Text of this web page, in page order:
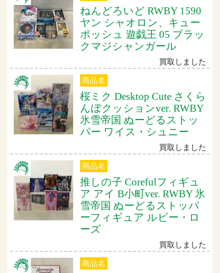
ねんどろいど RWBY 1590
ヤン シャオロン、キュー
ポッシュ 遊戯王 05 ブラッ
クマジシャンガール
買取しました
商品名
桜ミク Desktop Cute さくら
んぼクッションver. RWBY
氷雪帝国 ぬーどるストッ
パー ワイス・シュニー
買取しました
商品名
推しの子 Corefulフィギュ
ア アイ B小町ver. RWBY 氷
雪帝国 ぬーどるストッパ
ーフィギュア ルビー・ロ
ーズ
買取しました
商品名